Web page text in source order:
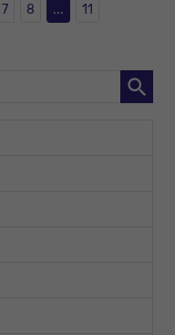
7 8 ... 11